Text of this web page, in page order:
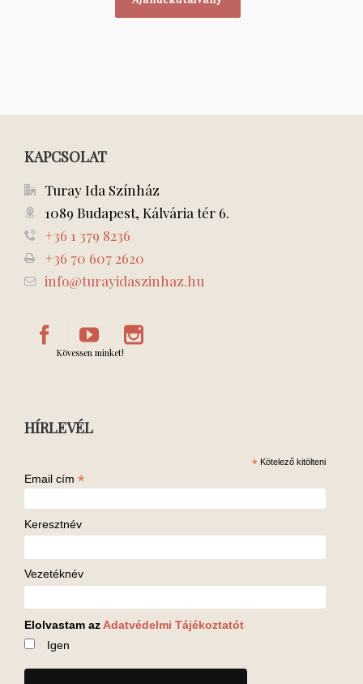
KAPCSOLAT
Turay Ida Színház
1089 Budapest, Kálvária tér 6.
+36 1 379 8236
+36 70 607 2620
info@turayidaszinhaz.hu
Kövessen minket!
HÍRLEVÉL
* Kötelező kitölteni
Email cím *
Keresztnév
Vezetéknév
Elolvastam az Adatvédelmi Tájékoztatót
Igen